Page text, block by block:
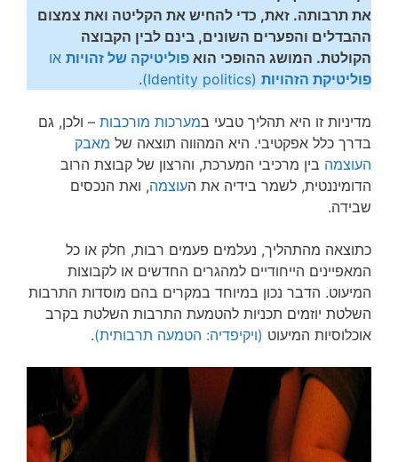
את תרבותה. זאת, כדי להחיש את הקליטה ואת צמצום
ההבדלים והפערים השונים, בינם לבין הקבוצה
הקולטת. המושג ההופכי הוא פוליטיקה של זהויות או
פוליטיקת הזהויות (Identity politics)
.
מדיניות זו היא תהליך טבעי במערכות מורכבות – ולכן, גם
בדרך כלל אפקטיבי. היא המהווה תוצאה של מאבק
העוצמה בין מרכיבי המערכת, והרצון של קבוצת הרוב
הדומיננטית, לשמר בידיה את העוצמה, ואת הנכסים
שבידה.
כתוצאה מהתהליך, נעלמים פעמים רבות, חלק או כל
המאפיינים הייחודיים למהגרים החדשים או לקבוצות
המיעוט. הדבר נכון במיוחד במקרים בהם מוסדות התרבות
השלטת יוזמים תכניות להטמעת התרבות השלטת בקרב
אוכלוסיות המיעוט (ויקיפדיה: הטמעה תרבותית).